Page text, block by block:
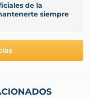
de la
siempre